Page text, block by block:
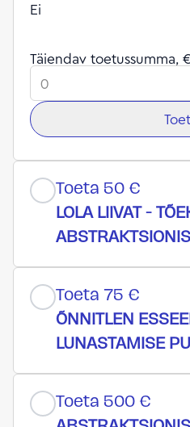
Ei
Täiendav toetussumma,
Toeta 50 €
LOLA LIIVAT -
Toeta 75 €
ÕNNITLEN
LUNASTAMISE
Toeta 500 €